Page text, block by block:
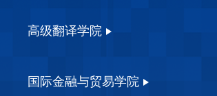
高级翻译学院
国际金融与贸易学院